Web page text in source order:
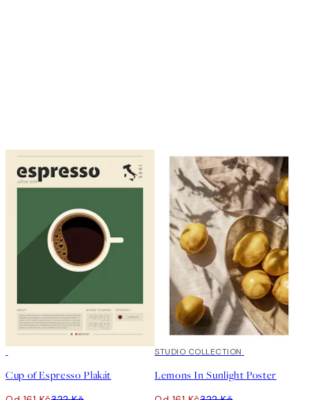
Cup of Espresso Plakát
50%*
STUDIO COLLECTION
Lemons In Sunlight Poster